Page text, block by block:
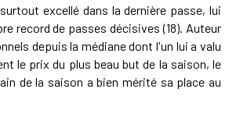
excellé dans la dernière passe, lui
record de passes décisives (18). Auteur
depuis la médiane dont l'un lui a valu
le prix du plus beau but de la saison, le
de la saison a bien mérité sa place au